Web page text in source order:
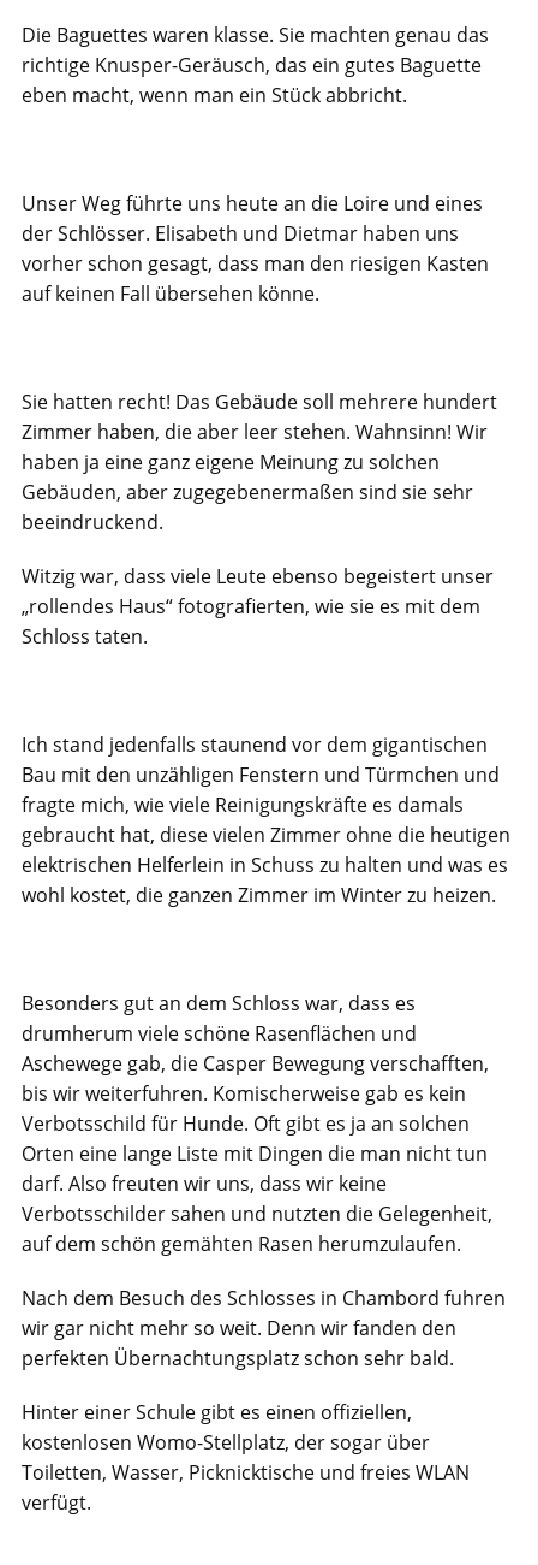
Die Baguettes waren klasse. Sie machten genau das
richtige Knusper-Geräusch, das ein gutes Baguette
eben macht, wenn man ein Stück abbricht.
Unser Weg führte uns heute an die Loire und eines
der Schlösser. Elisabeth und Dietmar haben uns
vorher schon gesagt, dass man den riesigen Kasten
auf keinen Fall übersehen könne.
Sie hatten recht! Das Gebäude soll mehrere hundert
Zimmer haben, die aber leer stehen. Wahnsinn! Wir
haben ja eine ganz eigene Meinung zu solchen
Gebäuden, aber zugegebenermaßen sind sie sehr
beeindruckend.
Witzig war, dass viele Leute ebenso begeistert unser
„rollendes Haus“ fotografierten, wie sie es mit dem
Schloss taten.
Ich stand jedenfalls staunend vor dem gigantischen
Bau mit den unzähligen Fenstern und Türmchen und
fragte mich, wie viele Reinigungskräfte es damals
gebraucht hat, diese vielen Zimmer ohne die heutigen
elektrischen Helferlein in Schuss zu halten und was es
wohl kostet, die ganzen Zimmer im Winter zu heizen.
Besonders gut an dem Schloss war, dass es
drumherum viele schöne Rasenflächen und
Aschewege gab, die Casper Bewegung verschafften,
bis wir weiterfuhren. Komischerweise gab es kein
Verbotsschild für Hunde. Oft gibt es ja an solchen
Orten eine lange Liste mit Dingen die man nicht tun
darf. Also freuten wir uns, dass wir keine
Verbotsschilder sahen und nutzten die Gelegenheit,
auf dem schön gemähten Rasen herumzulaufen.
Nach dem Besuch des Schlosses in Chambord fuhren
wir gar nicht mehr so weit. Denn wir fanden den
perfekten Übernachtungsplatz schon sehr bald.
Hinter einer Schule gibt es einen offiziellen,
kostenlosen Womo-Stellplatz, der sogar über
Toiletten, Wasser, Picknicktische und freies WLAN
verfügt.